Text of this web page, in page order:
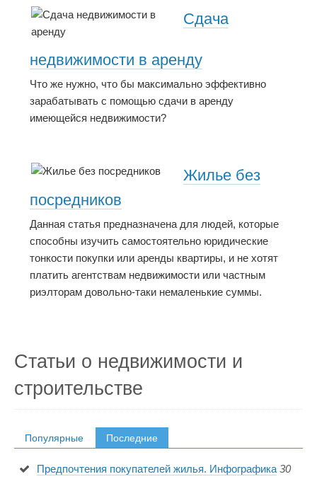
Сдача
недвижимости в аренду
Что же нужно, что бы максимально эффективно
зарабатывать с помощью сдачи в аренду
имеющейся недвижимости?
Жилье без
посредников
Данная статья предназначена для людей, которые
способны изучить самостоятельно юридические
тонкости покупки или аренды квартиры, и не хотят
платить агентствам недвижимости или частным
риэлторам довольно-таки немаленькие суммы.
Статьи о недвижимости и
строительстве
Популярные Последние
Предпочтения покупателей жилья. Инфографика 30